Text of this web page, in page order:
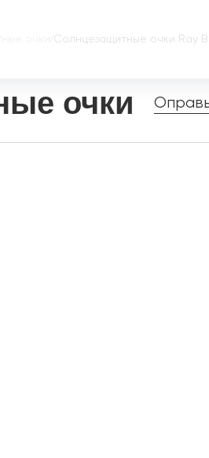
Солнцезащитные очки Ray
очки